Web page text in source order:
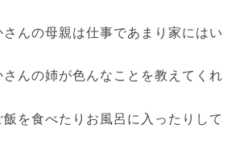
さんの母親は仕事であまり家にはい
さんの姉が色んなことを教えてくれ
を食べたりお風呂に入ったりして